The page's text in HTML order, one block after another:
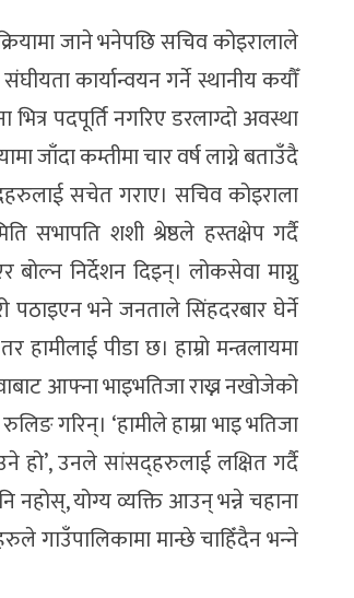
जाने भनेपछि सचिव कोइरालाले
कार्यान्वयन गर्ने स्थानीय कयौँ
पदपूर्ति नगरिए डरलाग्दो अवस्था
जाँदा कम्तीमा चार वर्ष लाग्ने बताउँदै
सचेत गराए। सचिव कोइराला
शशी श्रेष्ठले हस्तक्षेप गर्दै
निर्देशन दिइन्। लोकसेवा माग्नु
पठाइएन भने जनताले सिंहदरबार घेर्ने
पीडा छ। हाम्रो मन्त्रलायमा
आफ्ना भाइभतिजा राख्न नखोजेको
गरिन्। ‘हामीले हाम्रा भाइ भतिजा
हो’, उनले सांसद्हरुलाई लक्षित गर्दै
नहोस्, योग्य व्यक्ति आउन् भन्ने चहाना
गाउँपालिकामा मान्छे चाहिँदैन भन्‍ने